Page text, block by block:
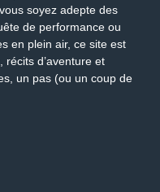
soyez adepte des
de performance ou
en plein air, ce site est
récits d’aventure et
un pas (ou un coup de